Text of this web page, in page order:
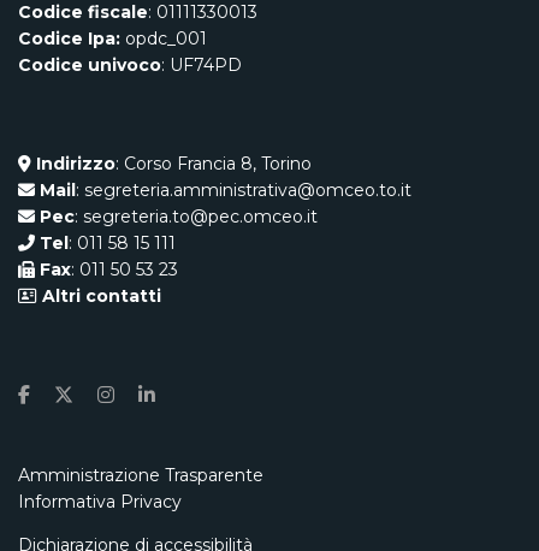
Codice fiscale: 01111330013
Codice Ipa: opdc_001
Codice univoco: UF74PD
Indirizzo: Corso Francia 8, Torino
Mail: segreteria.amministrativa@omceo.to.it
Pec: segreteria.to@pec.omceo.it
Tel: 011 58 15 111
Fax: 011 50 53 23
Altri contatti
Amministrazione Trasparente
Informativa Privacy
Dichiarazione di accessibilità